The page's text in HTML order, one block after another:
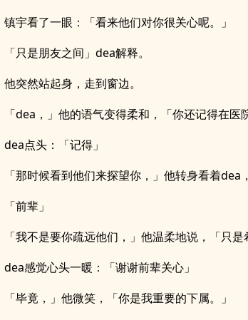
镇宇看了一眼：「看来他们对你很关心呢。」
「只是朋友之间」dea解释。
他突然站起身，走到窗边。
「dea，」他的语气变得柔和，「你还记得在医
dea点头：「记得」
「那时候看到他们来探望你，」他转身看着dea
「前辈」
「我不是要你疏远他们，」他温柔地说，「只是
dea感觉心头一暖：「谢谢前辈关心」
「毕竟，」他微笑，「你是我重要的下属。」